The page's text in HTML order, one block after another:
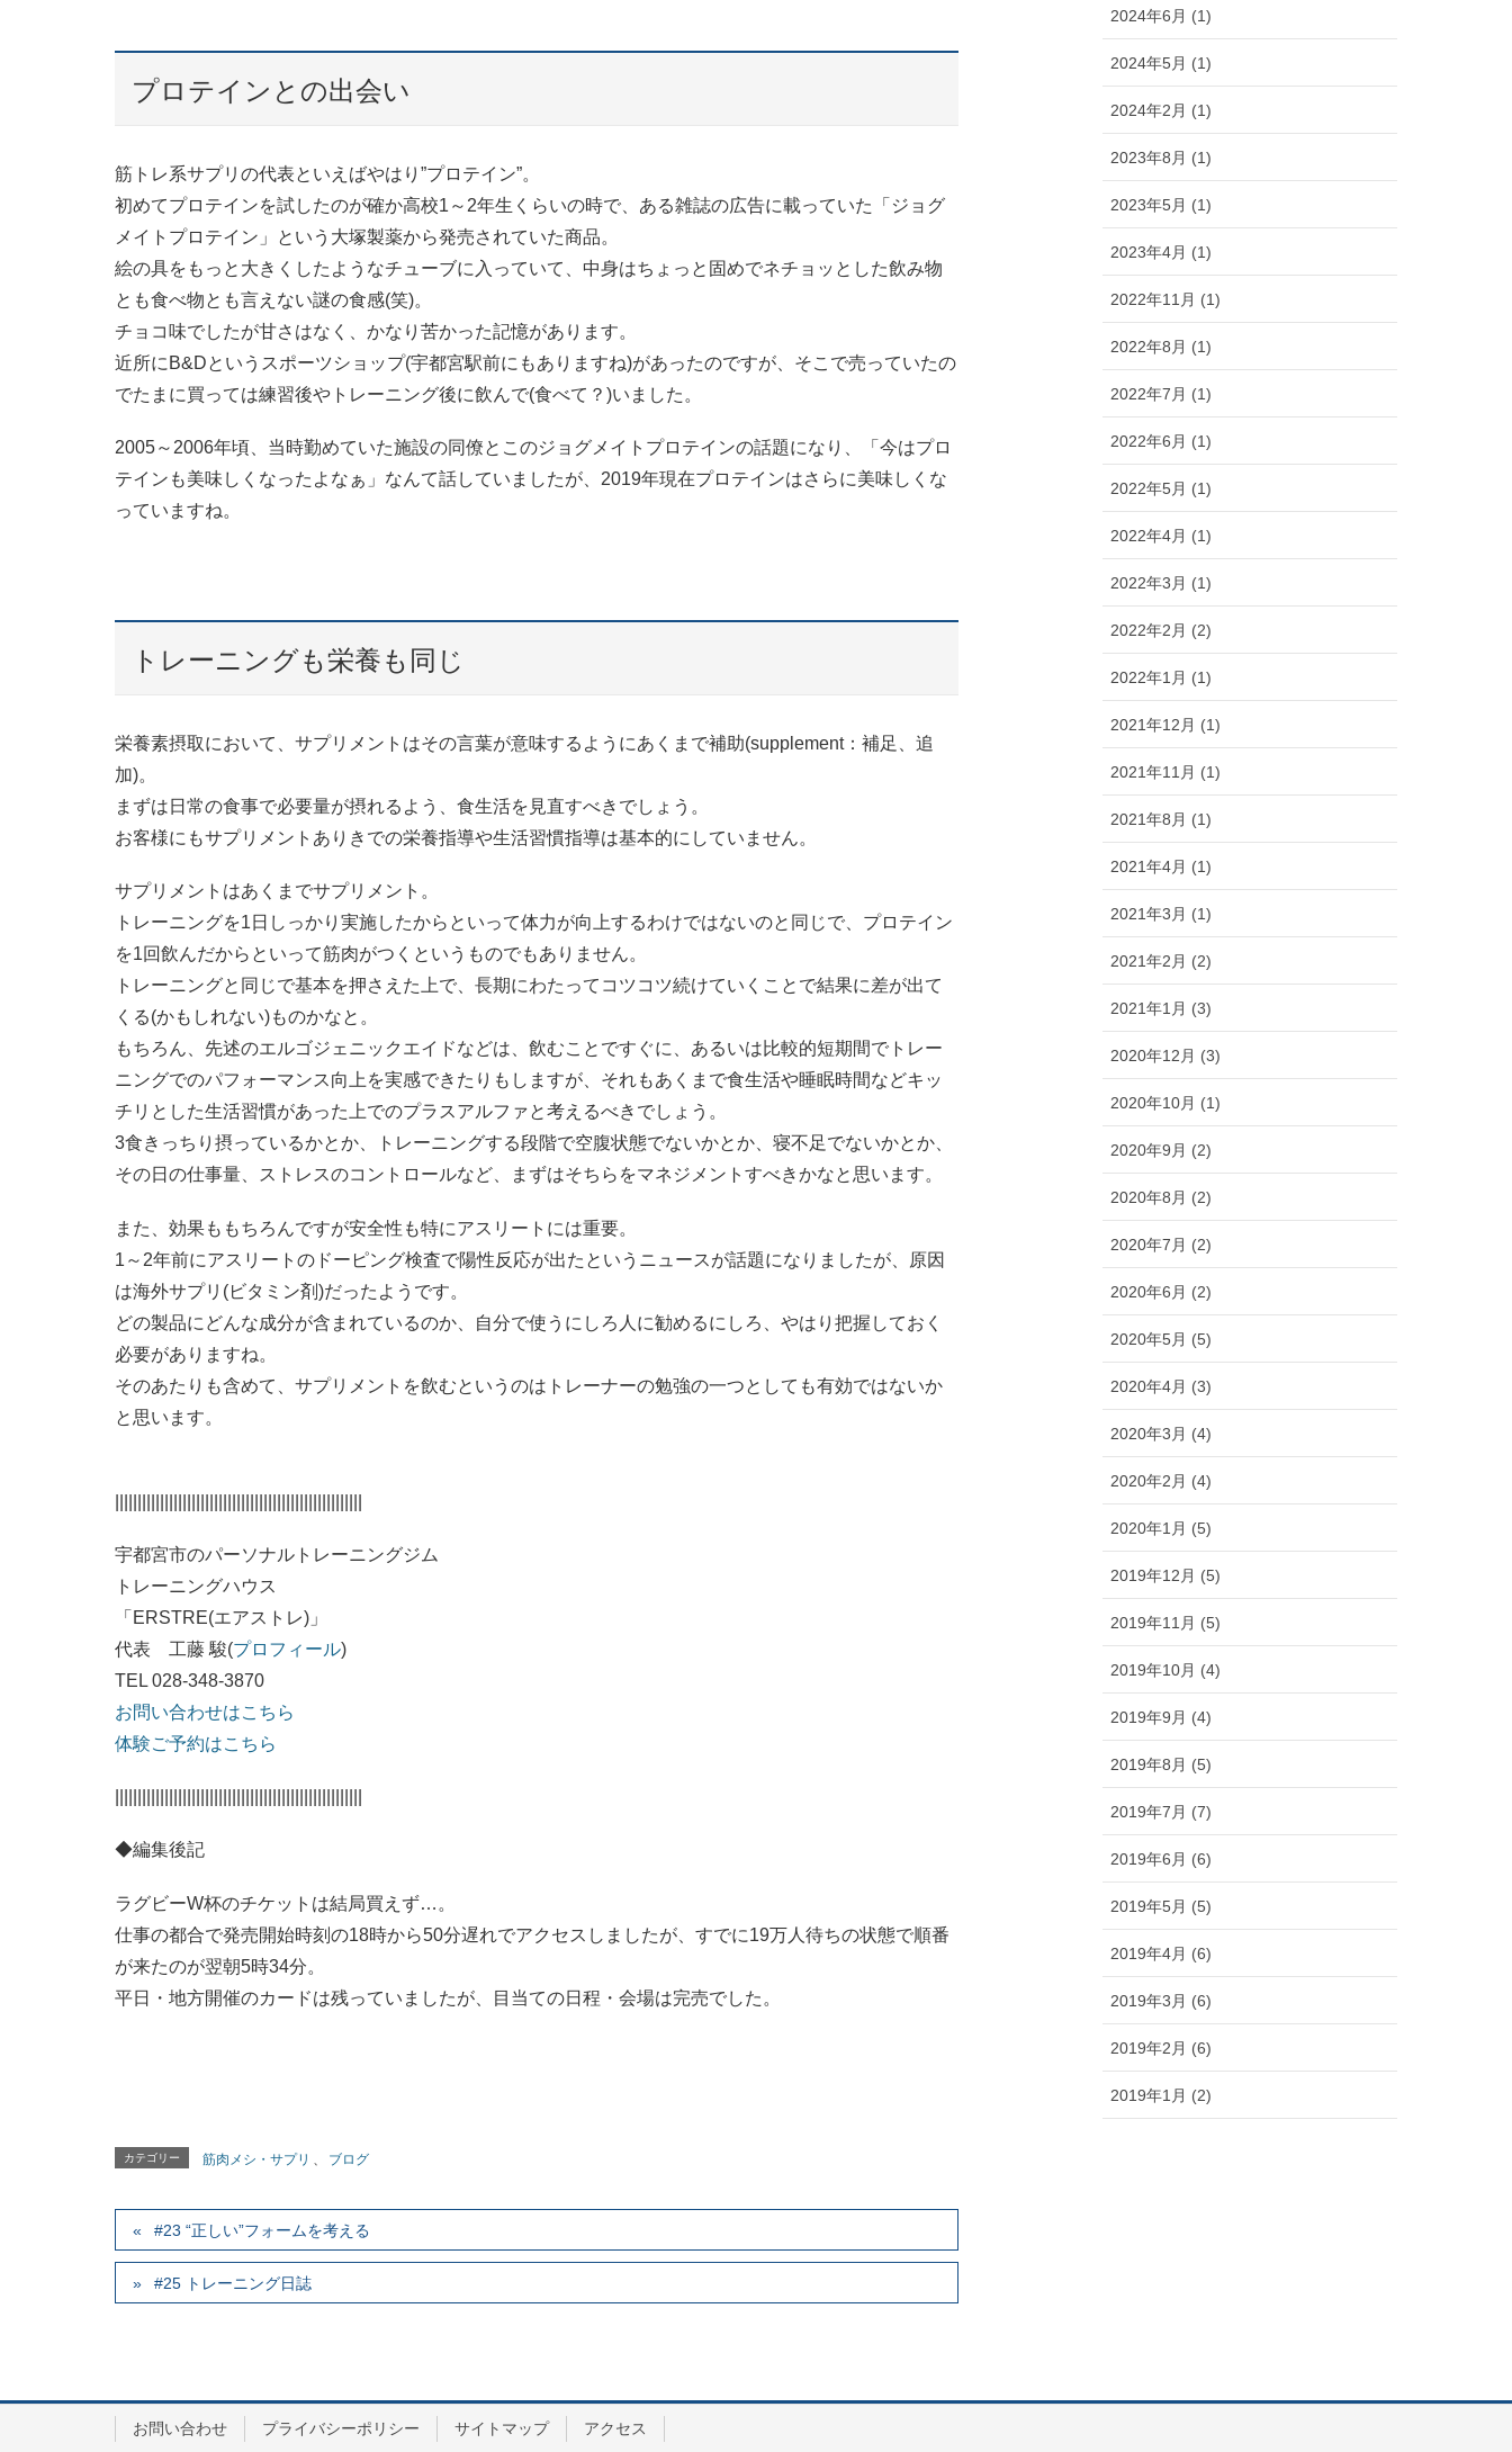
プロテインとの出会い
筋トレ系サプリの代表といえばやはり”プロテイン”。
初めてプロテインを試したのが確か高校1～2年生くらいの時で、ある雑誌の広告に載っていた「ジョグ
メイトプロテイン」という大塚製薬から発売されていた商品。
絵の具をもっと大きくしたようなチューブに入っていて、中身はちょっと固めでネチョッとした飲み物
とも食べ物とも言えない謎の食感(笑)。
チョコ味でしたが甘さはなく、かなり苦かった記憶があります。
近所にB&Dというスポーツショップ(宇都宮駅前にもありますね)があったのですが、そこで売っていたの
でたまに買っては練習後やトレーニング後に飲んで(食べて？)いました。
2005～2006年頃、当時勤めていた施設の同僚とこのジョグメイトプロテインの話題になり、「今はプロ
テインも美味しくなったよなぁ」なんて話していましたが、2019年現在プロテインはさらに美味しくな
っていますね。
トレーニングも栄養も同じ
栄養素摂取において、サプリメントはその言葉が意味するようにあくまで補助(supplement：補足、追
加)。
まずは日常の食事で必要量が摂れるよう、食生活を見直すべきでしょう。
お客様にもサプリメントありきでの栄養指導や生活習慣指導は基本的にしていません。
サプリメントはあくまでサプリメント。
トレーニングを1日しっかり実施したからといって体力が向上するわけではないのと同じで、プロテイン
を1回飲んだからといって筋肉がつくというものでもありません。
トレーニングと同じで基本を押さえた上で、長期にわたってコツコツ続けていくことで結果に差が出て
くる(かもしれない)ものかなと。
もちろん、先述のエルゴジェニックエイドなどは、飲むことですぐに、あるいは比較的短期間でトレー
ニングでのパフォーマンス向上を実感できたりもしますが、それもあくまで食生活や睡眠時間などキッ
チリとした生活習慣があった上でのプラスアルファと考えるべきでしょう。
3食きっちり摂っているかとか、トレーニングする段階で空腹状態でないかとか、寝不足でないかとか、
その日の仕事量、ストレスのコントロールなど、まずはそちらをマネジメントすべきかなと思います。
また、効果ももちろんですが安全性も特にアスリートには重要。
1～2年前にアスリートのドーピング検査で陽性反応が出たというニュースが話題になりましたが、原因
は海外サプリ(ビタミン剤)だったようです。
どの製品にどんな成分が含まれているのか、自分で使うにしろ人に勧めるにしろ、やはり把握しておく
必要がありますね。
そのあたりも含めて、サプリメントを飲むというのはトレーナーの勉強の一つとしても有効ではないか
と思います。
宇都宮市のパーソナルトレーニングジム
トレーニングハウス
「ERSTRE(エアストレ)」
代表 工藤 駿(プロフィール)
TEL 028-348-3870
お問い合わせはこちら
体験ご予約はこちら
◆編集後記
ラグビーW杯のチケットは結局買えず…。
仕事の都合で発売開始時刻の18時から50分遅れでアクセスしましたが、すでに19万人待ちの状態で順番
が来たのが翌朝5時34分。
平日・地方開催のカードは残っていましたが、目当ての日程・会場は完売でした。
カテゴリー 筋肉メシ・サプリ ブログ
#23 “正しい”フォームを考える
#25 トレーニング日誌
2024年6月 (1)
2024年5月 (1)
2024年2月 (1)
2023年8月 (1)
2023年5月 (1)
2023年4月 (1)
2022年11月 (1)
2022年8月 (1)
2022年7月 (1)
2022年6月 (1)
2022年5月 (1)
2022年4月 (1)
2022年3月 (1)
2022年2月 (2)
2022年1月 (1)
2021年12月 (1)
2021年11月 (1)
2021年8月 (1)
2021年4月 (1)
2021年3月 (1)
2021年2月 (2)
2021年1月 (3)
2020年12月 (3)
2020年10月 (1)
2020年9月 (2)
2020年8月 (2)
2020年7月 (2)
2020年6月 (2)
2020年5月 (5)
2020年4月 (3)
2020年3月 (4)
2020年2月 (4)
2020年1月 (5)
2019年12月 (5)
2019年11月 (5)
2019年10月 (4)
2019年9月 (4)
2019年8月 (5)
2019年7月 (7)
2019年6月 (6)
2019年5月 (5)
2019年4月 (6)
2019年3月 (6)
2019年2月 (6)
2019年1月 (2)
お問い合わせ プライバシーポリシー サイトマップ アクセス